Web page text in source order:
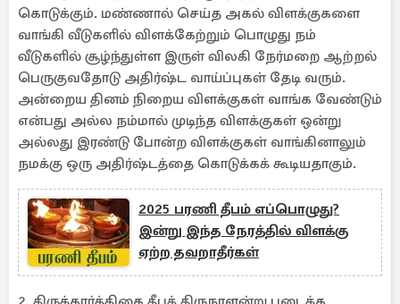
கொடுக்கும். மண்ணால் செய்த அகல் விளக்குகளை
வாங்கி வீடுகளில் விளக்கேற்றும் பொழுது நம்
வீடுகளில் சூழ்ந்துள்ள இருள் விலகி நேர்மறை ஆற்றல்
பெருகுவதோடு அதிர்ஷ்ட வாய்ப்புகள் தேடி வரும்.
அன்றைய தினம் நிறைய விளக்குகள் வாங்க வேண்டும்
என்பது அல்ல நம்மால் முடிந்த விளக்குகள் ஒன்று
அல்லது இரண்டு போன்ற விளக்குகள் வாங்கினாலும்
நமக்கு ஒரு அதிர்ஷ்டத்தை கொடுக்கக் கூடியதாகும்.
2025 பரணி தீபம் எப்பொழுது?
இன்று இந்த நேரத்தில் விளக்கு
ஏற்ற தவறாதீர்கள்